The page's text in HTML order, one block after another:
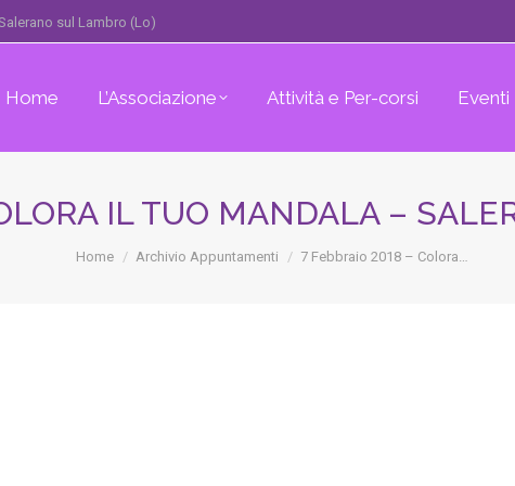
sul Lambro (Lo)
Home L’Associazione Attività e Per-corsi Eventi
IL TUO MANDALA –
You are here:
Home Archivio Appuntamenti 7 Febbraio 2018 – Colora…